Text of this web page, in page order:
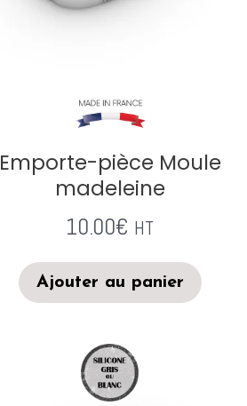
Emporte-pièce Moule
madeleine
10.00€ HT
Ajouter au panier